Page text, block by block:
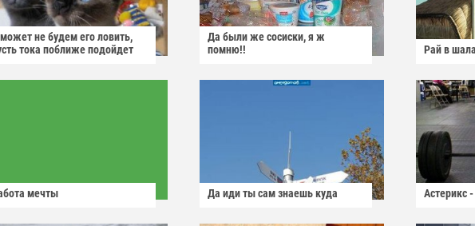
не будем его ловить,
тока поближе подойдет
Да были же сосиски, я ж
помню!!
Рай в
мечты Да иди ты сам знаешь куда Астерикс